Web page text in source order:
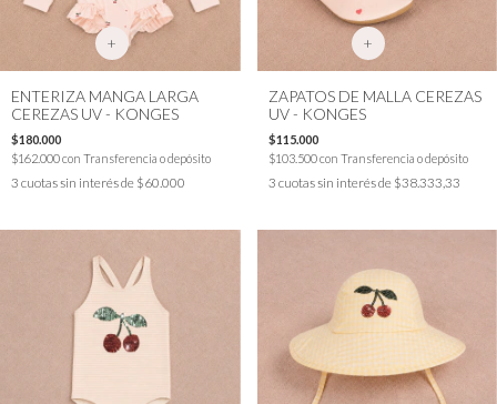
+
ENTERIZA MANGA LARGA
CEREZAS UV - KONGES
$180.000
$162.000con Transferencia o depósito
3 cuotas sin interés de $60.000
+
ZAPATOS DE MALLA CEREZAS
UV - KONGES
$115.000
$103.500con Transferencia o depósito
3 cuotas sin interés de $38.333,33